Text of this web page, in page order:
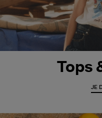
Tops
JE